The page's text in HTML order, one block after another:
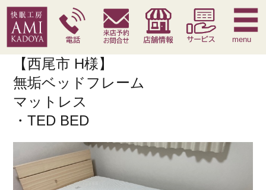
快眠枕 腰痛対策寝具 季節寝具 サービス
menu
【西尾市 H様】
無垢ベッドフレーム
マットレス
・TED BED